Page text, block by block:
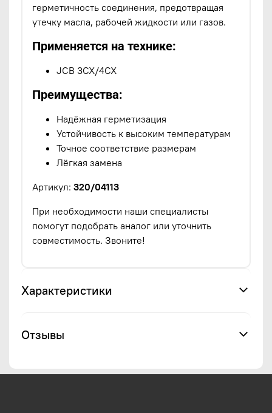
герметичность соединения, предотвращая
утечку масла, рабочей жидкости или газов.
Применяется на технике:
JCB 3CX/4CX
Преимущества:
Надёжная герметизация
Устойчивость к высоким температурам
Точное соответствие размерам
Лёгкая замена
Артикул: 320/04113
При необходимости наши специалисты
помогут подобрать аналог или уточнить
совместимость. Звоните!
Характеристики
Отзывы